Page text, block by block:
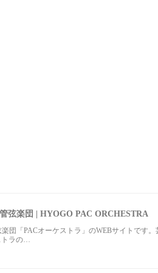
弦楽団 | HYOGO PAC ORCHESTRA
団「PACオーケストラ」のWEBサイトです
ラの…